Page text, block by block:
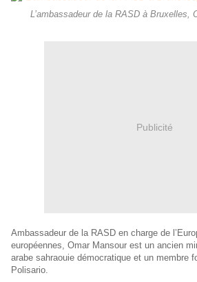
L’ambassadeur de la RASD à Bruxelles,
Publicité
Ambassadeur de la RASD en charge de
européennes, Omar Mansour est un ancien
arabe sahraouie démocratique et un membre
Polisario.